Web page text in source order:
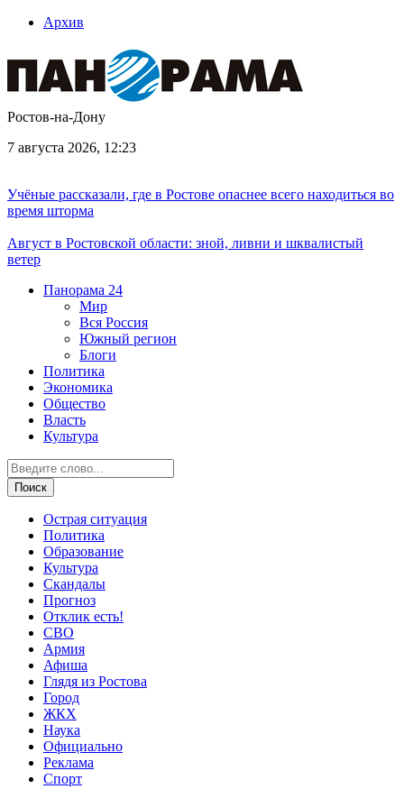
Архив
Ростов-на-Дону
7 августа 2026, 12:23
Учёные рассказали, где в Ростове опаснее всего находиться во
время шторма
Август в Ростовской области: зной, ливни и шквалистый
ветер
Панорама 24
Мир
Вся Россия
Южный регион
Блоги
Политика
Экономика
Общество
Власть
Культура
Острая ситуация
Политика
Образование
Культура
Скандалы
Прогноз
Отклик есть!
СВО
Армия
Афиша
Глядя из Ростова
Город
ЖКХ
Наука
Официально
Реклама
Спорт